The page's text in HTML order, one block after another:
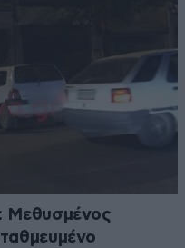
Μεθυσμένος